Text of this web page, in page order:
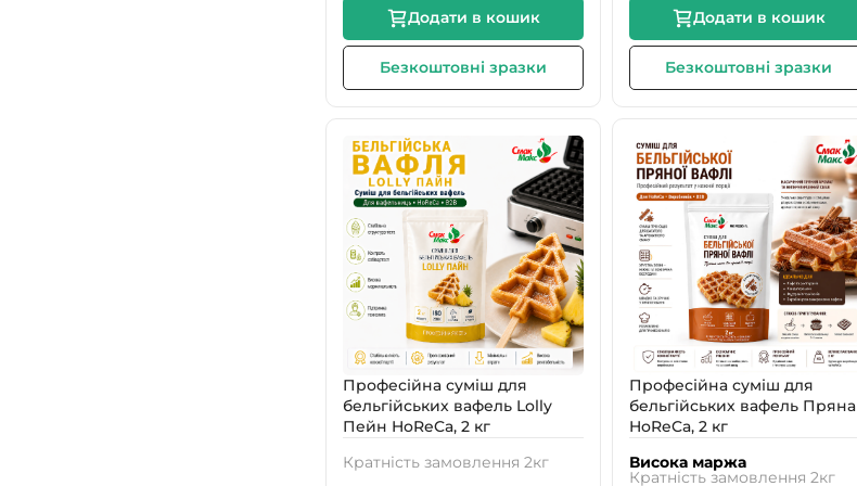
✔️ Стабільний результат при кожному приготуванні
✔️ Апетитна золотиста скоринка та м’яка структура готової вафлі
✔️ Зручна робота персоналу без складного дозування багатьох інгредієнтів
✔️ Менше помилок у виробництві та простіший контроль якості
✔️ Підходить для професійних вафельниць для бельгійських вафель
✔️ Фасування по 2 кг — зручно для HoReCa, тестування смаків і регулярної роботи
Скільки можна заробити з 1 упаковки
🧇 Орієнтовний вихід: залежить від ваги однієї вафлі, обладнання та технологічної карти
Додати в кошик
Безкоштовні зразки
Додати в кошик
Безкоштовні зразки
Професійна суміш для
бельгійських вафель Lolly
Пейн HoReCa, 2 кг
Кратність замовлення 2кг
Професійна суміш для
бельгійських вафель Пряна
HoReCa, 2 кг
Висока маржа
Кратність замовлення 2кг